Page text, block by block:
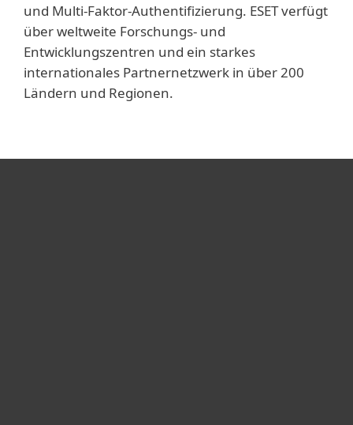
und Multi-Faktor-Authentifizierung. ESET verfügt
über weltweite Forschungs- und
Entwicklungszentren und ein starkes
internationales Partnernetzwerk in über 200
Ländern und Regionen.